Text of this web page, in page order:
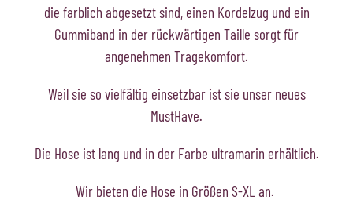
die farblich abgesetzt sind, einen Kordelzug und ein
Gummiband in der rückwärtigen Taille sorgt für
angenehmen Tragekomfort.
Weil sie so vielfältig einsetzbar ist sie unser neues
MustHave.
Die Hose ist lang und in der Farbe ultramarin erhältlich.
Wir bieten die Hose in Größen S-XL an.